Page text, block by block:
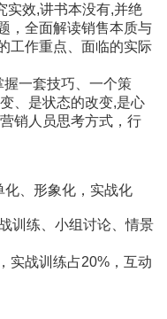
实效,讲书本没有,并绝
，全面解读销售本质与
工作重点、面临的实际
一套技巧、一个策
、是状态的改变,是心
销人员思考方式，行
化、形象化，实战化
训练、小组讨论、情景
实战训练占20%，互动